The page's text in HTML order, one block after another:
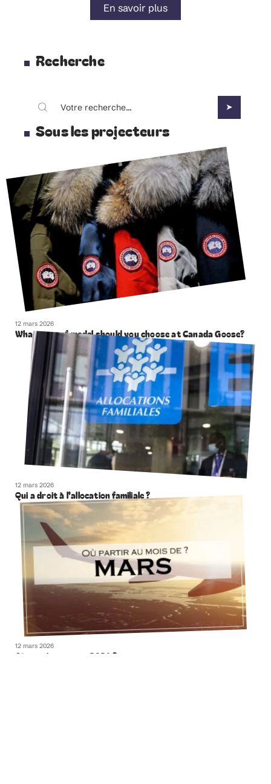
En savoir plus
Recherche
Sous les projecteurs
12 mars 2026
What type of model should you choose at Canada Goose?
12 mars 2026
Qui a droit à l’allocation familiale ?
12 mars 2026
Où partir en mars 2021 ?